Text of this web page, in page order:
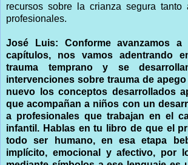
recursos sobre la crianza segura tanto
profesionales.
José Luis: Conforme avanzamos
capítulos, nos vamos adentrando
trauma temprano y se
intervenciones sobre trauma de
nuevo los conceptos desarrollados
que acompañan a niños con un
a profesionales que trabajan en el
infantil. Hablas en tu libro de que el
todo ser humano, en esa etapa
implícito, emocional y afectivo, por